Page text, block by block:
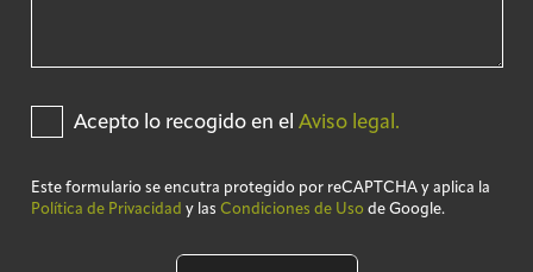
Acepto lo recogido en el Aviso legal.
Este formulario se encutra protegido por reCAPTCHA y aplica la
Política de Privacidad y las Condiciones de Uso de Google.